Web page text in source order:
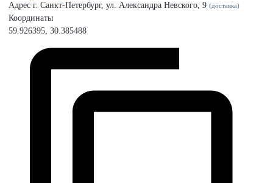
Адрес г. Санкт-Петербург, ул. Александра Невского, 9 (доставка)
Координаты
59.926395, 30.385488